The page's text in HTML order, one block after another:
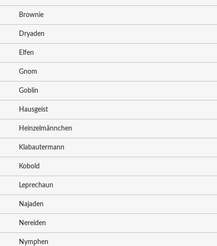
Brownie
Dryaden
Elfen
Gnom
Goblin
Hausgeist
Heinzelmännchen
Klabautermann
Kobold
Leprechaun
Najaden
Nereiden
Nymphen